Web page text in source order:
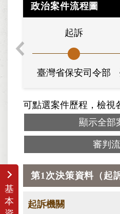
政治案件流程圖
起訴
臺灣省保安司令部
可點選案件歷程，檢視
顯示全部
審判
基
本
第1次決策資料（起
起訴機關